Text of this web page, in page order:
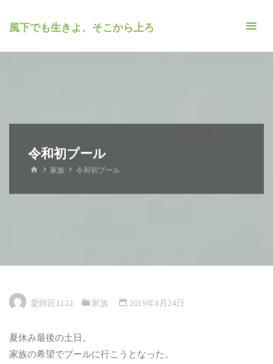
風下でも生きよ、そこから上ろ
令和初プール
ホ 家族 令和初プール
愛師匠1122 家族 2019年8月24日
夏休み最後の土日。
家族の希望でプールに行こうとなった。